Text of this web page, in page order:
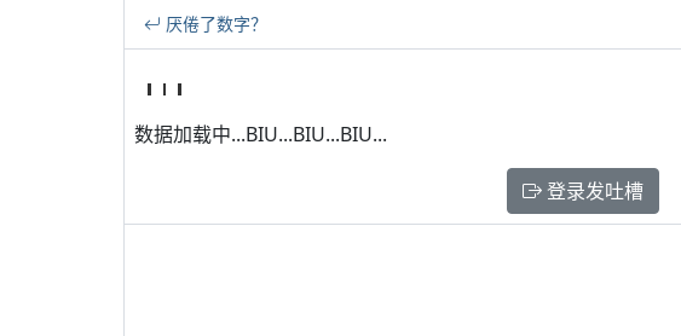
厌倦了数字？
数据加载中...BIU...BIU...BIU...
登录发吐槽